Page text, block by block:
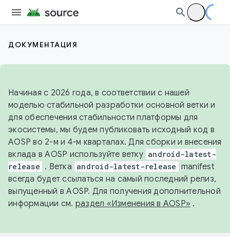
ДОКУМЕНТАЦИЯ
Начиная с 2026 года, в соответствии с нашей
моделью стабильной разработки основной ветки и
для обеспечения стабильности платформы для
экосистемы, мы будем публиковать исходный код в
AOSP во 2-м и 4-м кварталах. Для сборки и внесения
вклада в AOSP используйте ветку android-latest-
release . Ветка android-latest-release manifest
всегда будет ссылаться на самый последний релиз,
выпущенный в AOSP. Для получения дополнительной
информации см. раздел «Изменения в AOSP» .